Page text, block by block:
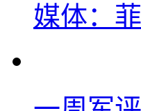
媒体：